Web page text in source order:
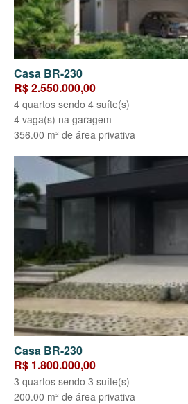
Casa BR-230
R$ 2.550.000,00
4 quartos sendo 4 suíte(s)
4 vaga(s) na garagem
356.00 m² de área privativa
Casa BR-230
R$ 1.800.000,00
3 quartos sendo 3 suíte(s)
200.00 m² de área privativa